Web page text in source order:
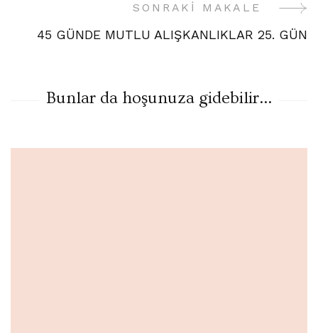
SONRAKI MAKALE
45 GÜNDE MUTLU ALIŞKANLIKLAR 25. GÜN
Bunlar da hoşunuza gidebilir...